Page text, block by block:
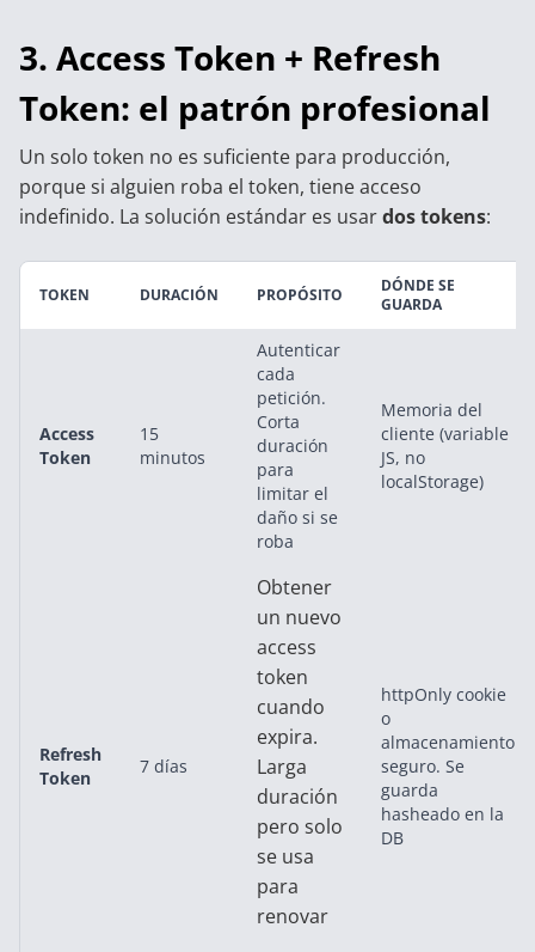
3. Access Token + Refresh
Token: el patrón profesional
Un solo token no es suficiente para producción,
porque si alguien roba el token, tiene acceso
indefinido. La solución estándar es usardos tokens:
TOKEN DURACIÓN PROPÓSITO
DÓNDE SE
GUARDA
Access
Token
15
minutos
Autenticar
cada
petición.
Corta
duración
para
limitar el
daño si se
roba
Memoria del
cliente (variable
JS, no
localStorage)
Refresh
Token
7 días
Obtener
un nuevo
access
token
cuando
expira.
Larga
duración
pero solo
se usa
para
renovar
httpOnly cookie
o
almacenamiento
seguro. Se
guarda
hasheado en la
DB